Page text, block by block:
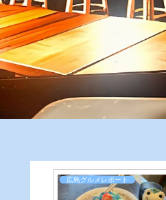
広島グルメレポート